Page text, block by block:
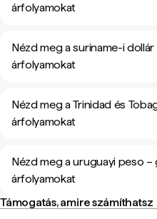
árfolyamokat
Nézd meg a suriname-i
árfolyamokat
Nézd meg a Trinidad és
árfolyamokat
Nézd meg a uruguayi peso –
árfolyamokat
Támogatás, amire számíthatsz